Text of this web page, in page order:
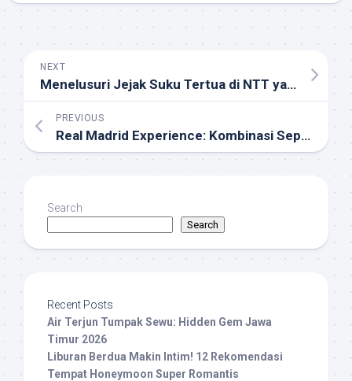
NEXT
Menelusuri Jejak Suku Tertua di NTT yang Tak Pernah Masuk Buku Sejarah
PREVIOUS
Real Madrid Experience: Kombinasi Sepak Bola dan Budaya
Search
Search
Recent Posts
Air Terjun Tumpak Sewu: Hidden Gem Jawa
Timur 2026
Liburan Berdua Makin Intim! 12 Rekomendasi
Tempat Honeymoon Super Romantis